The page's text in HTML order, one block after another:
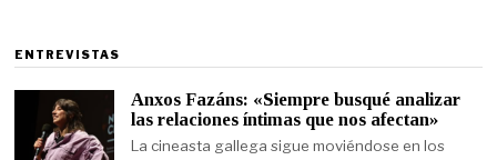
ENTREVISTAS
Anxos Fazáns: «Siempre busqué analizar
las relaciones íntimas que nos afectan»
La cineasta gallega sigue moviéndose en los